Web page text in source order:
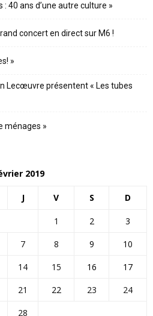
: 40 ans d’une autre culture »
concert en direct sur M6 !
»
Lecœuvre présentent « Les tubes
ménages »
2019
J V S D
1 2
3
7 8 9
10
14 15 16
17
21 22 23
24
28